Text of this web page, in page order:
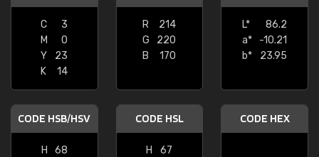
C
3
M
0
Y
23
K
14
R
214
G
220
B
170
L*
86.2
a*
-10.21
b*
23.95
CODE HSB/HSV
H
68
CODE HSL
H
67
CODE HEX